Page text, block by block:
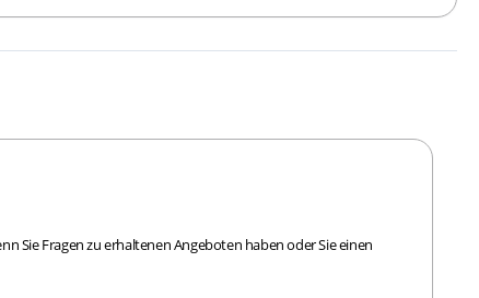
Sie Fragen zu erhaltenen Angeboten haben oder Sie einen